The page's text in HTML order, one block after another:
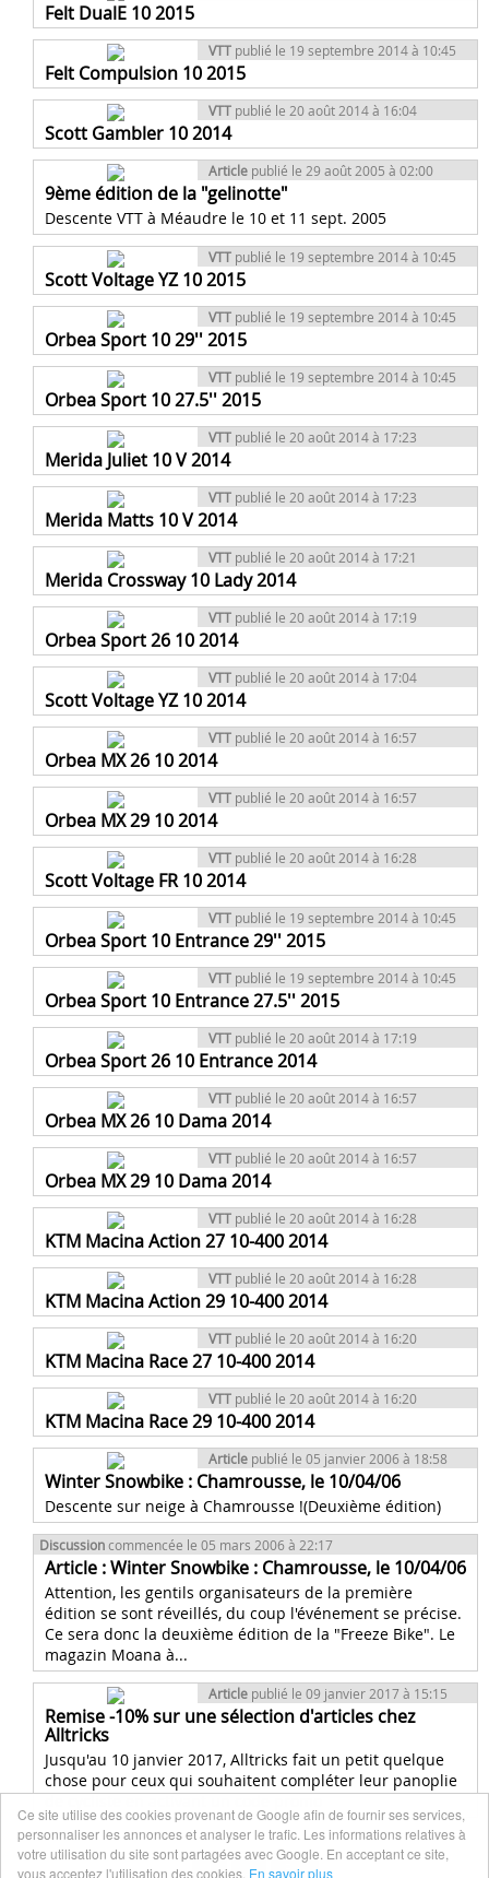
Felt DualE 10 2015
VTT publié le 19 septembre 2014 à 10:45
Felt Compulsion 10 2015
VTT publié le 20 août 2014 à 16:04
Scott Gambler 10 2014
Article publié le 29 août 2005 à 02:00
9ème édition de la "gelinotte"
Descente VTT à Méaudre le 10 et 11 sept. 2005
VTT publié le 19 septembre 2014 à 10:45
Scott Voltage YZ 10 2015
VTT publié le 19 septembre 2014 à 10:45
Orbea Sport 10 29'' 2015
VTT publié le 19 septembre 2014 à 10:45
Orbea Sport 10 27.5'' 2015
VTT publié le 20 août 2014 à 17:23
Merida Juliet 10 V 2014
VTT publié le 20 août 2014 à 17:23
Merida Matts 10 V 2014
VTT publié le 20 août 2014 à 17:21
Merida Crossway 10 Lady 2014
VTT publié le 20 août 2014 à 17:19
Orbea Sport 26 10 2014
VTT publié le 20 août 2014 à 17:04
Scott Voltage YZ 10 2014
VTT publié le 20 août 2014 à 16:57
Orbea MX 26 10 2014
VTT publié le 20 août 2014 à 16:57
Orbea MX 29 10 2014
VTT publié le 20 août 2014 à 16:28
Scott Voltage FR 10 2014
VTT publié le 19 septembre 2014 à 10:45
Orbea Sport 10 Entrance 29'' 2015
VTT publié le 19 septembre 2014 à 10:45
Orbea Sport 10 Entrance 27.5'' 2015
VTT publié le 20 août 2014 à 17:19
Orbea Sport 26 10 Entrance 2014
VTT publié le 20 août 2014 à 16:57
Orbea MX 26 10 Dama 2014
VTT publié le 20 août 2014 à 16:57
Orbea MX 29 10 Dama 2014
VTT publié le 20 août 2014 à 16:28
KTM Macina Action 27 10-400 2014
VTT publié le 20 août 2014 à 16:28
KTM Macina Action 29 10-400 2014
VTT publié le 20 août 2014 à 16:20
KTM Macina Race 27 10-400 2014
VTT publié le 20 août 2014 à 16:20
KTM Macina Race 29 10-400 2014
Article publié le 05 janvier 2006 à 18:58
Winter Snowbike : Chamrousse, le 10/04/06
Descente sur neige à Chamrousse !(Deuxième édition)
Discussioncommencée le 05 mars 2006 à 22:17
Article : Winter Snowbike : Chamrousse, le 10/04/06
Attention, les gentils organisateurs de la première
édition se sont réveillés, du coup l'événement se précise.
Ce sera donc la deuxième édition de la "Freeze Bike". Le
magazin Moana à...
Article publié le 09 janvier 2017 à 15:15
Remise -10% sur une sélection d'articles chez
Alltricks
Jusqu'au 10 janvier 2017, Alltricks fait un petit quelque
chose pour ceux qui souhaitent compléter leur panoplie
de cycliste en activant un code promo
1 2 Fin
Ce site utilise des cookies provenant de Google afin de fournir ses services,
personnaliser les annonces et analyser le trafic. Les informations relatives à
votre utilisation du site sont partagées avec Google. En acceptant ce site,
vous acceptez l'utilisation des cookies. En savoir plus